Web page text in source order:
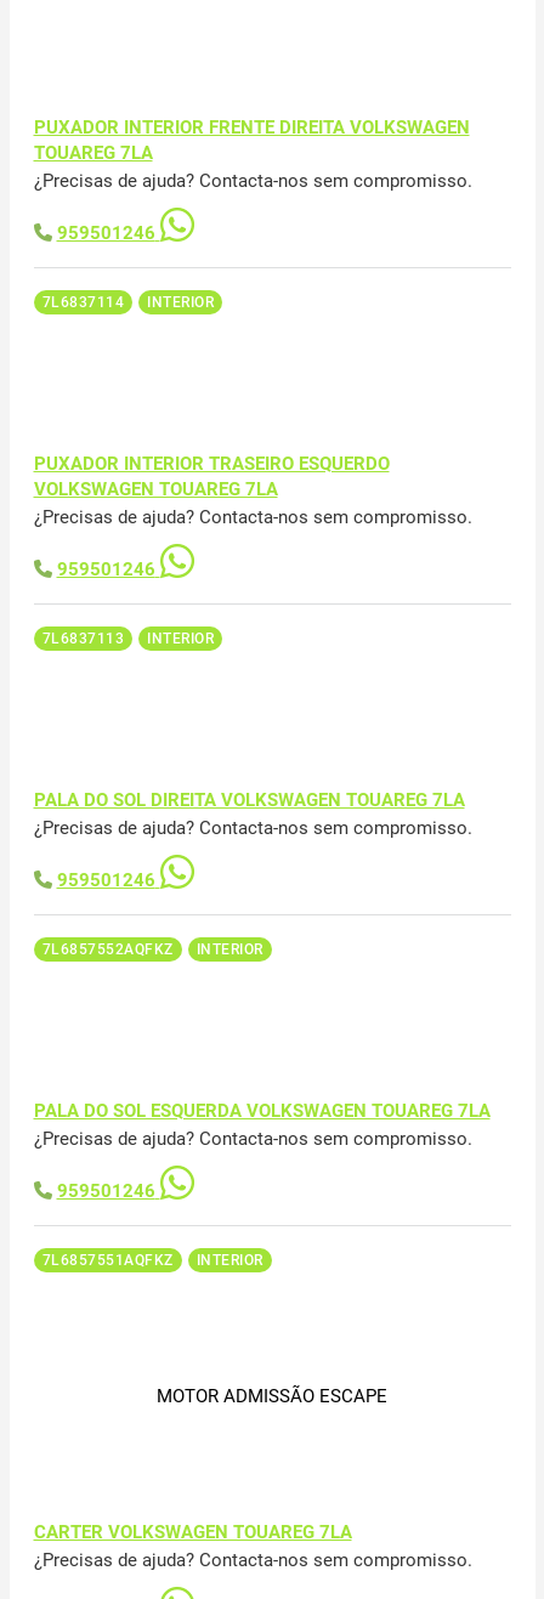
PUXADOR INTERIOR FRENTE DIREITA VOLKSWAGEN
TOUAREG 7LA
¿Precisas de ajuda? Contacta-nos sem compromisso.
959501246
7L6837114 INTERIOR
PUXADOR INTERIOR TRASEIRO ESQUERDO
VOLKSWAGEN TOUAREG 7LA
¿Precisas de ajuda? Contacta-nos sem compromisso.
959501246
7L6837113 INTERIOR
PALA DO SOL DIREITA VOLKSWAGEN TOUAREG 7LA
¿Precisas de ajuda? Contacta-nos sem compromisso.
959501246
7L6857552AQFKZ INTERIOR
PALA DO SOL ESQUERDA VOLKSWAGEN TOUAREG 7LA
¿Precisas de ajuda? Contacta-nos sem compromisso.
959501246
7L6857551AQFKZ INTERIOR
MOTOR ADMISSÃO ESCAPE
CARTER VOLKSWAGEN TOUAREG 7LA
¿Precisas de ajuda? Contacta-nos sem compromisso.